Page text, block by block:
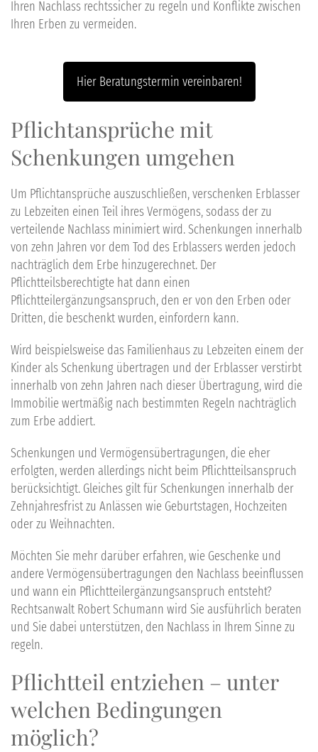
Ihren Nachlass rechtssicher zu regeln und Konflikte zwischen
Ihren Erben zu vermeiden.
Hier Beratungstermin vereinbaren!
Pflichtansprüche mit
Schenkungen umgehen
Um Pflichtansprüche auszuschließen, verschenken Erblasser
zu Lebzeiten einen Teil ihres Vermögens, sodass der zu
verteilende Nachlass minimiert wird. Schenkungen innerhalb
von zehn Jahren vor dem Tod des Erblassers werden jedoch
nachträglich dem Erbe hinzugerechnet. Der
Pflichtteilsberechtigte hat dann einen
Pflichtteilergänzungsanspruch, den er von den Erben oder
Dritten, die beschenkt wurden, einfordern kann.
Wird beispielsweise das Familienhaus zu Lebzeiten einem der
Kinder als Schenkung übertragen und der Erblasser verstirbt
innerhalb von zehn Jahren nach dieser Übertragung, wird die
Immobilie wertmäßig nach bestimmten Regeln nachträglich
zum Erbe addiert.
Schenkungen und Vermögensübertragungen, die eher
erfolgten, werden allerdings nicht beim Pflichtteilsanspruch
berücksichtigt. Gleiches gilt für Schenkungen innerhalb der
Zehnjahresfrist zu Anlässen wie Geburtstagen, Hochzeiten
oder zu Weihnachten.
Möchten Sie mehr darüber erfahren, wie Geschenke und
andere Vermögensübertragungen den Nachlass beeinflussen
und wann ein Pflichtteilergänzungsanspruch entsteht?
Rechtsanwalt Robert Schumann wird Sie ausführlich beraten
und Sie dabei unterstützen, den Nachlass in Ihrem Sinne zu
regeln.
Pflichtteil entziehen – unter
welchen Bedingungen
möglich?